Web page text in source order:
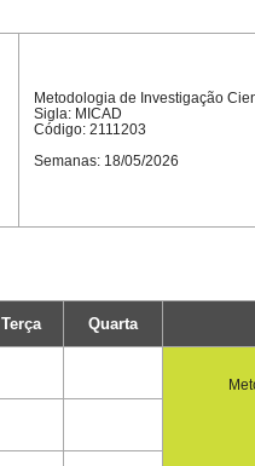
Metodologia de Investigação
Sigla: MICAD
Código: 2111203
Semanas: 18/05/2026
Terça Quarta